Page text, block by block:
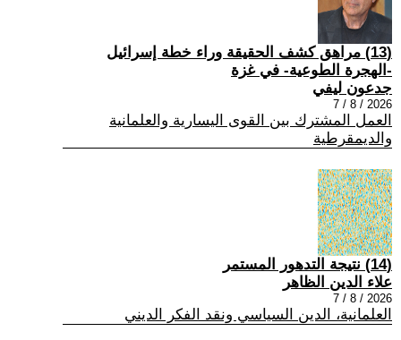
(13) مراهق كشف الحقيقة وراء خطة إسرائيل
-الهجرة الطوعية- في غزة
جدعون ليفي
2026 / 8 / 7
العمل المشترك بين القوى اليسارية والعلمانية
والديمقرطية
(14) نتيجة التدهور المستمر
علاء الدين الظاهر
2026 / 8 / 7
العلمانية، الدين السياسي ونقد الفكر الديني